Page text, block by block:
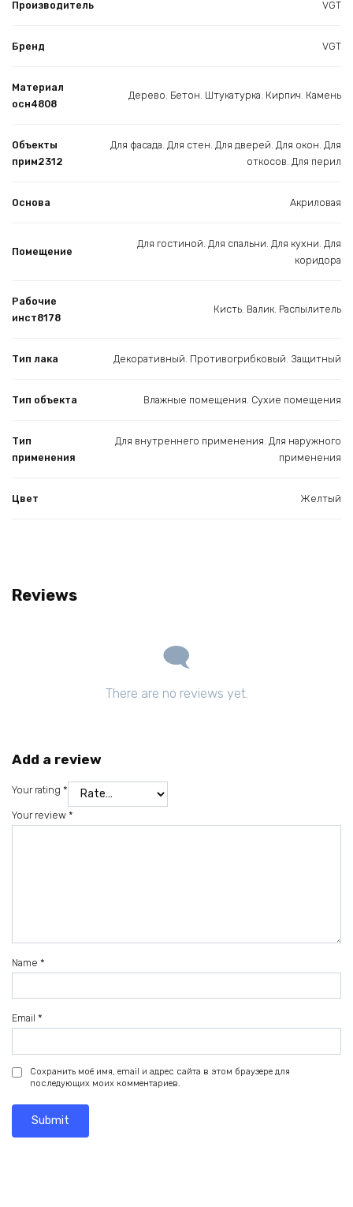
Производитель VGT
Бренд VGT
Материал
осн4808
Дерево. Бетон. Штукатурка. Кирпич. Камень
Объекты
прим2312
Для фасада. Для стен. Для дверей. Для окон. Для
откосов. Для перил
Основа Акриловая
Помещение
Для гостиной. Для спальни. Для кухни. Для
коридора
Рабочие
инст8178
Кисть. Валик. Распылитель
Тип лака Декоративный. Противогрибковый. Защитный
Тип объекта Влажные помещения. Сухие помещения
Тип
применения
Для внутреннего применения. Для наружного
применения
Цвет Желтый
Reviews
There are no reviews yet.
Add a review
Your rating *
Your review *
Name *
Email *
Сохранить моё имя, email и адрес сайта в этом браузере для
последующих моих комментариев.